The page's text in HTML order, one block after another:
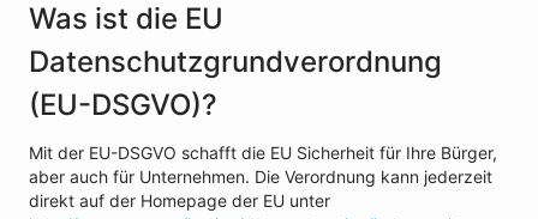
Was ist die EU
Datenschutzgrundverordnung
(EU-DSGVO)?
Mit der EU-DSGVO schafft die EU Sicherheit für Ihre Bürger,
aber auch für Unternehmen. Die Verordnung kann jederzeit
direkt auf der Homepage der EU unter